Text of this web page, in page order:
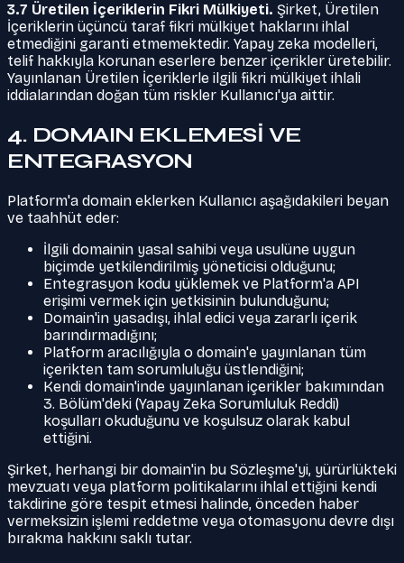
3.7 Üretilen İçeriklerin Fikri Mülkiyeti. Şirket, Üretilen
İçeriklerin üçüncü taraf fikri mülkiyet haklarını ihlal
etmediğini garanti etmemektedir. Yapay zeka modelleri,
telif hakkıyla korunan eserlere benzer içerikler üretebilir.
Yayınlanan Üretilen İçeriklerle ilgili fikri mülkiyet ihlali
iddialarından doğan tüm riskler Kullanıcı'ya aittir.
4. DOMAIN EKLEMESİ VE
ENTEGRASYON
Platform'a domain eklerken Kullanıcı aşağıdakileri beyan
ve taahhüt eder:
İlgili domainin yasal sahibi veya usulüne uygun
biçimde yetkilendirilmiş yöneticisi olduğunu;
Entegrasyon kodu yüklemek ve Platform'a API
erişimi vermek için yetkisinin bulunduğunu;
Domain'in yasadışı, ihlal edici veya zararlı içerik
barındırmadığını;
Platform aracılığıyla o domain'e yayınlanan tüm
içerikten tam sorumluluğu üstlendiğini;
Kendi domain'inde yayınlanan içerikler bakımından
3. Bölüm'deki (Yapay Zeka Sorumluluk Reddi)
koşulları okuduğunu ve koşulsuz olarak kabul
ettiğini.
Şirket, herhangi bir domain'in bu Sözleşme'yi, yürürlükteki
mevzuatı veya platform politikalarını ihlal ettiğini kendi
takdirine göre tespit etmesi halinde, önceden haber
vermeksizin işlemi reddetme veya otomasyonu devre dışı
bırakma hakkını saklı tutar.